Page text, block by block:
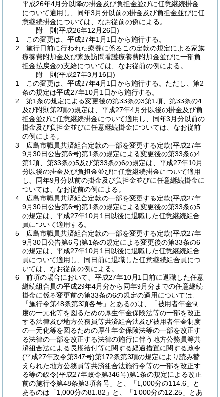
平成26年4月分以降の掛金及び負担金並びに任意継続掛金
について適用し、同年3月分以前の掛金及び負担金並びに任
意継続掛金については、なお従前の例による。
附 則(平成26年12月26日)
1
この変更は、平成27年1月1日から施行する。
2
施行日前に行われた療養に係るこの定款の規定による家族
療養費附加金及び家族訪問看護療養費附加金並びに一部負
担金払戻金の支給については、なお従前の例による。
附 則(平成27年3月16日)
1
この変更は、平成27年4月1日から施行する。 ただし、第2
条の規定は平成27年10月1日から施行する。
2
第1条の規定による変更後の第33条の3第1項、第33条の4
及び附則第2項の規定は、平成27年4月分以後の掛金及び負
担金並びに任意継続掛金について適用し、同年3月分以前の
掛金及び負担金並びに任意継続掛金については、なお従前
の例による。
3
広島市職員共済組合定款の一部を変更する定款(平成27年
9月30日公告第6号)第1条の規定による変更後の第33条の4
第1項、第33条の5及び第33条の6の規定は、平成27年10月
分以後の掛金及び負担金並びに任意継続掛金について適用
し、同年9月分以前の掛金及び負担金並びに任意継続掛金に
ついては、なお従前の例による。
4
広島市職員共済組合定款の一部を変更する定款(平成27年
9月30日公告第6号)第1条の規定による変更後の第33条の5
の規定は、平成27年10月1日以後に退職した任意継続組合
員について適用する。
5
広島市職員共済組合定款の一部を変更する定款(平成27年
9月30日公告第6号)第1条の規定による変更後の第33条の6
の規定は、平成27年10月1日以後に退職した任意継続組合
員について適用し、同日前に退職した任意継続組合員につ
いては、なお従前の例による。
6
前項の場合において、平成27年10月1日前に退職した任意
継続組合員の平成29年4月分から同年9月分までの任意継続
掛金に係る変更前の第33条の6の規定の適用については、
「施行令第48条第3項各号」とあるのは、「被用者年金制
度の一元化等を図るための厚生年金保険法等の一部を改正
する法律及び地方公務員等共済組合法及び被用者年金制度
の一元化等を図るための厚生年金保険法等の一部を改正す
る法律の一部を改正する法律の施行に伴う地方公務員等共
済組合法による長期給付等に関する経過措置に関する政令
(平成27年政令第347号)第172条第3項の規定により読み替
えられた地方公務員等共済組合法施行令等の一部を改正す
る等の政令(平成27年政令第346号)第1条の規定による改正
前の施行令第48条第3項各号」と、「1,000分の114.6」と
あるのは「1,000分の81.82」と、「1,000分の12.25」とあ